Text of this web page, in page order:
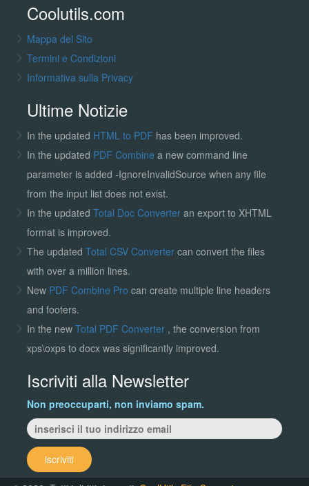
Coolutils.com
Mappa del Sito
Termini e Condizioni
Informativa sulla Privacy
Ultime Notizie
In the updated HTML to PDF has been improved.
In the updated PDF Combine a new command line
parameter is added -IgnoreInvalidSource when any file
from the input list does not exist.
In the updated Total Doc Converter an export to XHTML
format is improved.
The updated Total CSV Convertercan convert the files
with over a million lines.
New PDF Combine Pro can create multiple line headers
and footers.
In the new Total PDF Converter , the conversion from
xps\oxps to docx was significantly improved.
Iscriviti alla Newsletter
Non preoccuparti, non inviamo spam.
iscriviti